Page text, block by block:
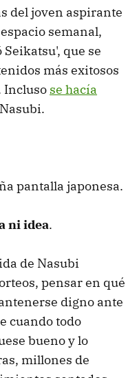
del joven aspirante
semanal,
que se
más exitosos
Incluso se hacía
pantalla japonesa.
ni idea.
de Nasubi
pensar en qué
digno ante
cuando todo
bueno y lo
millones de